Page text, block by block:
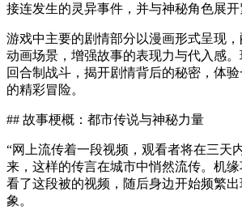
接连发生的灵异事件，并与神秘角色展开
游戏中主要的剧情部分以漫画形式呈现
动画场景，增强故事的表现力与代入感
回合制战斗，揭开剧情背后的秘密，体
的精彩冒险。
## 故事梗概：都市传说与神秘力量
“网上流传着一段视频，观看者将在三天
来，这样的传言在城市中悄然流传。机
看了这段被的视频，随后身边开始频繁
象。